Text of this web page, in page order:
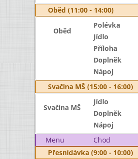
Oběd (11:00 - 14:00)
Oběd
Polévka
Jídlo
Příloha
Doplněk
Nápoj
Svačina MŠ (15:00 - 16:00)
Svačina MŠ
Jídlo
Doplněk
Nápoj
Menu
Chod
Přesnídávka (9:00 - 10:00)